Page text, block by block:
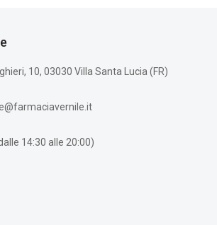
10, 03030 Villa Santa Lucia (FR)
14:30 alle 20:00)